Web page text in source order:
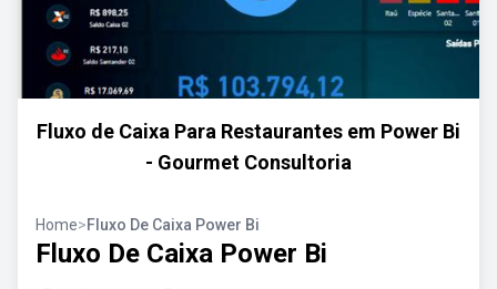
Fluxo de Caixa Para Restaurantes em Power Bi
- Gourmet Consultoria
Home>Fluxo De Caixa Power Bi
Fluxo De Caixa Power Bi